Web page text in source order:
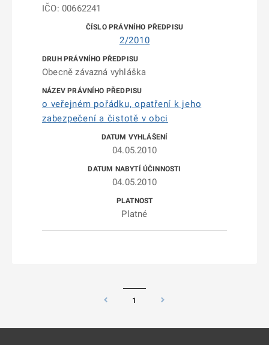
IČO: 00662241
2/2010
Obecně závazná vyhláška
o veřejném pořádku, opatření k jeho
zabezpečení a čistotě v obci
04.05.2010
04.05.2010
Platné
1